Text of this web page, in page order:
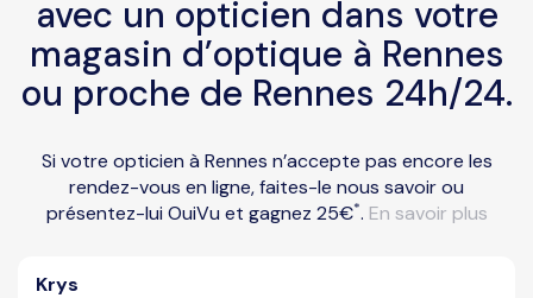
avec un opticien dans votre
magasin d’optique à Rennes
ou proche de Rennes 24h/24.
Si votre opticien à Rennes n’accepte pas encore les
rendez-vous en ligne, faites-le nous savoir ou
présentez-lui OuiVu et gagnez 25€*. En savoir plus
Krys